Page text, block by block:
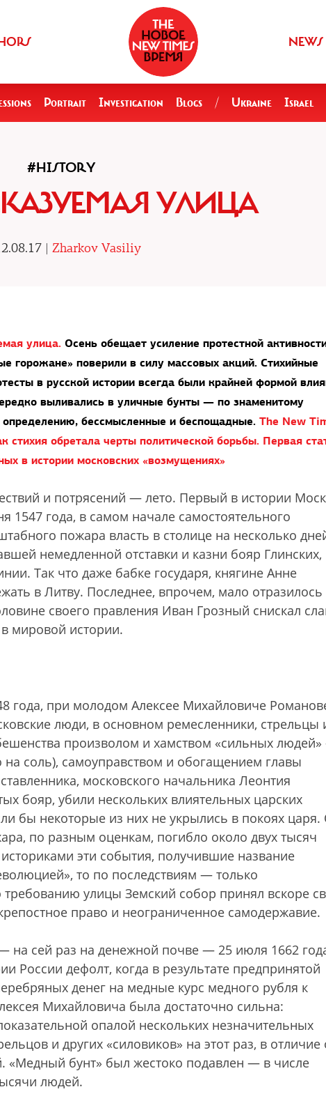
NEWS
Portrait Investigation Blogs / Ukraine Israel
#HISTORY
УЛИЦА
| Zharkov Vasiliy
улица. Осень обещает усиление протестной
горожане» поверили в силу массовых акций. Стихийные
в русской истории всегда были крайней формой
выливались в уличные бунты — по знаменитому
бессмысленные и беспощадные. The New
стихия обретала черты политической борьбы. Первая
в истории московских «возмущениях»
и потрясений — лето. Первый в истории
1547 года, в самом начале самостоятельного
пожара власть в столице на несколько
немедленной отставки и казни бояр Глинских,
Так что даже бабке государя, княгине Анне
в Литву. Последнее, впрочем, мало отразилось
своего правления Иван Грозный снискал
мировой истории.
года, при молодом Алексее Михайловиче
люди, в основном ремесленники, стрельцы
произволом и хамством «сильных
соль), самоуправством и обогащением главы
московского начальника Леонтия
бояр, убили нескольких влиятельных царских
бы некоторые из них не укрылись в покоях царя.
по разным оценкам, погибло около двух тысяч
эти события, получившие название
то по последствиям — только
улицы Земский собор принял вскоре
право и неограниченное самодержавие.
сей раз на денежной почве — 25 июля 1662
России дефолт, когда в результате предпринятой
денег на медные курс медного рубля к
Михайловича была достаточно сильна:
опалой нескольких незначительных
и других «силовиков» на этот раз, в отличие
«Медный бунт» был жестоко подавлен — в числе
людей.